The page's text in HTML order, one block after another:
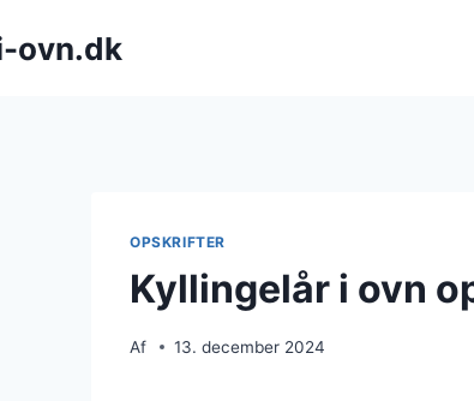
ovn.dk
OPSKRIFTER
Kyllingelår i ovn
Af 13. december 2024